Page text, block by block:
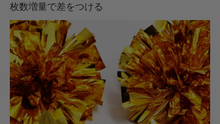
枚数増量で差をつける